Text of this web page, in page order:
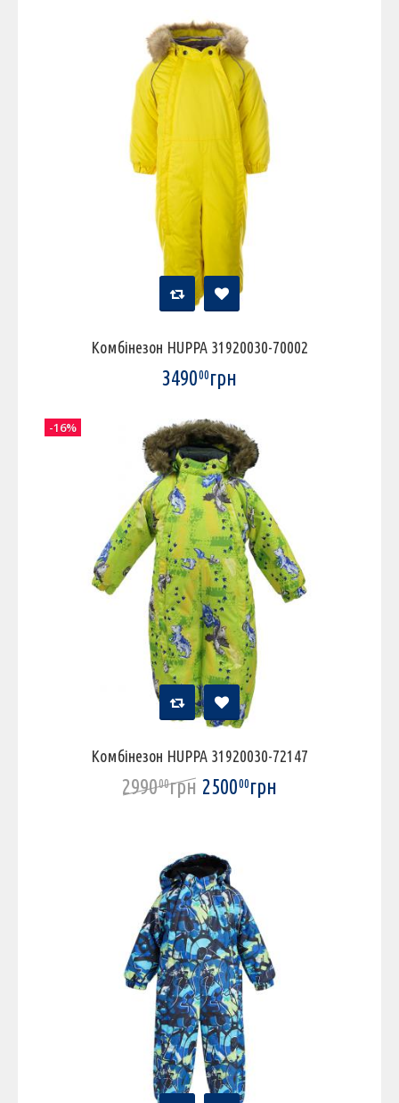
Комбінезон HUPPA 31920030-70002
349000грн
Комбінезон HUPPA 31920030-72147
299000грн 250000грн
-16%